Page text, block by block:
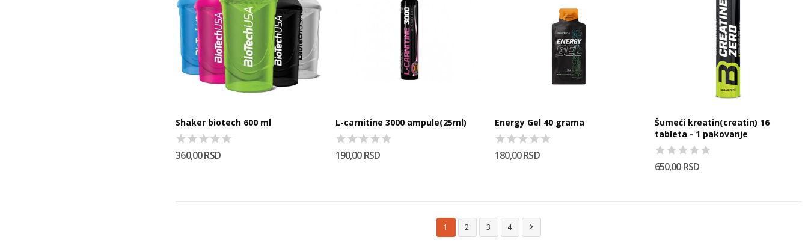
Shaker biotech 600 ml
360,00 RSD
L-carnitine 3000 ampule(25ml)
190,00 RSD
Energy Gel 40 grama
180,00 RSD
Šumeći kreatin(creatin) 16
tableta - 1 pakovanje
650,00 RSD
1 2 3 4 